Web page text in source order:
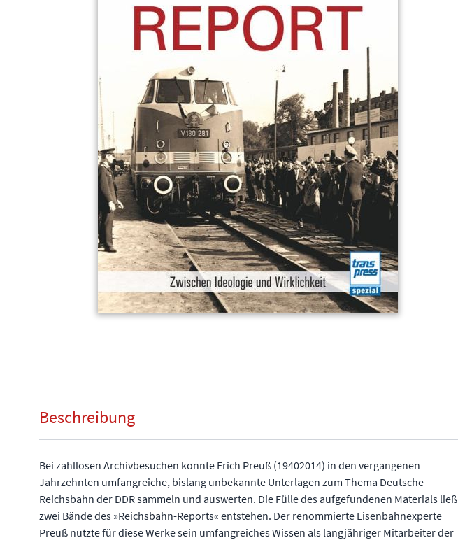
Beschreibung
Bei zahllosen Archivbesuchen konnte Erich Preuß (19402014) in den vergangenen
Jahrzehnten umfangreiche, bislang unbekannte Unterlagen zum Thema Deutsche
Reichsbahn der DDR sammeln und auswerten. Die Fülle des aufgefundenen Materials ließ
zwei Bände des »Reichsbahn-Reports« entstehen. Der renommierte Eisenbahnexperte
Preuß nutzte für diese Werke sein umfangreiches Wissen als langjähriger Mitarbeiter der